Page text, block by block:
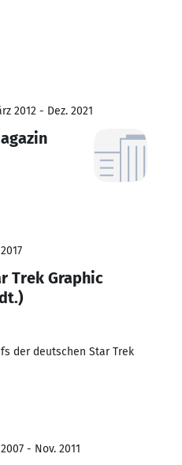
2012 - Dez. 2021
Trek Graphic
der deutschen Star Trek
- Nov. 2011